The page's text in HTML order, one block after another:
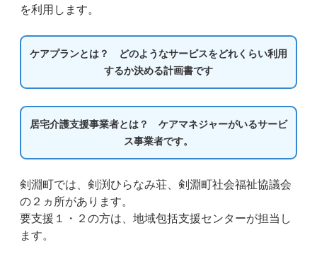
を利用します。
ケアプランとは？ どのようなサービスをどれくらい利用
するか決める計画書です
居宅介護支援事業者とは？ ケアマネジャーがいるサービ
ス事業者です。
剣淵町では、剣渕ひらなみ荘、剣淵町社会福祉協議会
の２ヵ所があります。
要支援１・２の方は、地域包括支援センターが担当し
ます。